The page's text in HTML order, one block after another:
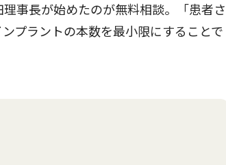
事長が始めたのが無料相談。「患者さ
プラントの本数を最小限にすることで